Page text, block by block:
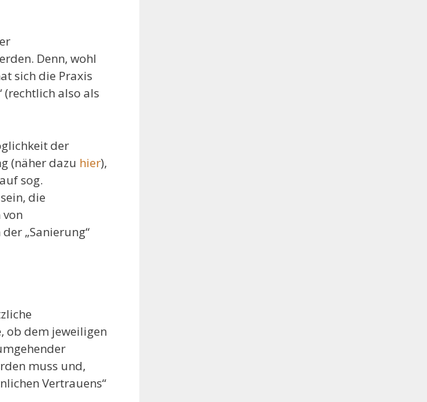
Denn, wohl
sich die Praxis
also als
der
(näher dazu hier),
sog.
die
„Sanierung“
ob dem jeweiligen
muss und,
Vertrauens“